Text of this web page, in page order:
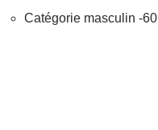
Catégorie masculin -60